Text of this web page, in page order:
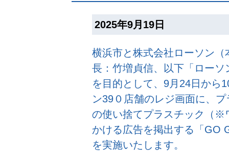
2025年9月19日
横浜市と株式会社ローソン
長：竹増貞信、以下「ロー
を目的として、9月24日から
ン39０店舗のレジ画面に、
の使い捨てプラスチック（※
かける広告を掲出する「GO
を実施いたします。